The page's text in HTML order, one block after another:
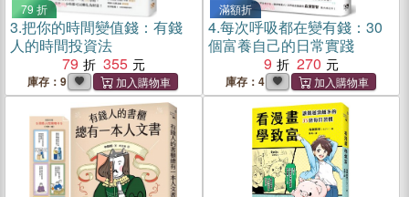
79 折
3.把你的時間變值錢：有錢
人的時間投資法
79
355
庫存：9
滿額折
4.每次呼吸都在變有錢：30
個富養自己的日常實踐
9
270
庫存：4